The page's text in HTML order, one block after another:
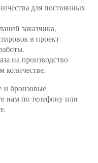
для постоянных
заказчика,
в проект
на производство
количестве.
и бронзовые
нам по телефону или